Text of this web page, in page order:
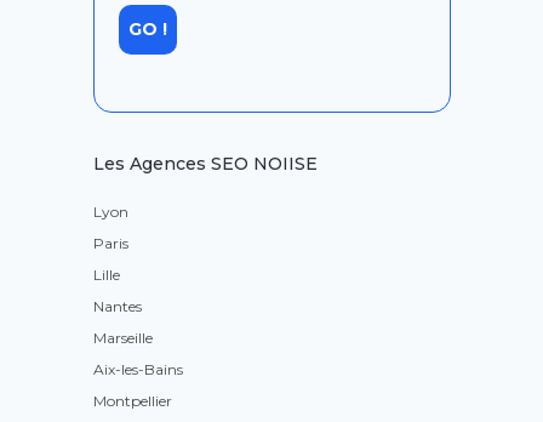
Les Agences SEO NOIISE
Lyon
Paris
Lille
Nantes
Marseille
Aix-les-Bains
Montpellier